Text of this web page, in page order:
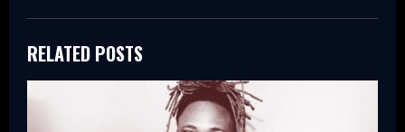
RELATED POSTS